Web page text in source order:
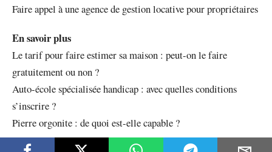
Faire appel à une agence de gestion locative pour propriétaires
En savoir plus
Le tarif pour faire estimer sa maison : peut-on le faire
gratuitement ou non ?
Auto-école spécialisée handicap : avec quelles conditions
s’inscrire ?
Pierre orgonite : de quoi est-elle capable ?